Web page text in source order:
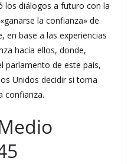
los diálogos a futuro con la
la confianza» de
en base a las experiencias
hacia ellos, donde,
parlamento de este país,
Unidos decidir si toma
confianza.